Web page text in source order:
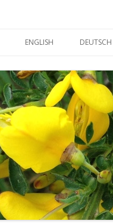
START
ŻYWIENIE
ENGLISH DEUTSCH